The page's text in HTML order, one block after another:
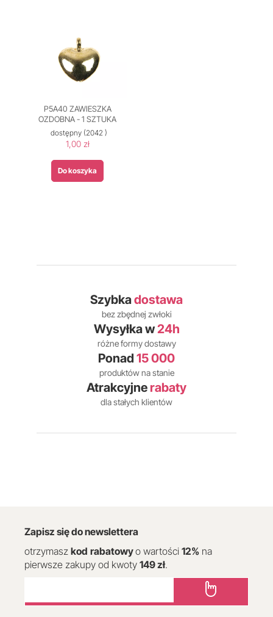
P5A40 ZAWIESZKA
OZDOBNA - 1 SZTUKA
dostępny (2042 )
1,00 zł
Do koszyka
Szybkadostawa
bez zbędnej zwłoki
Wysyłka w24h
różne formy dostawy
Ponad 15 000
produktów na stanie
Atrakcyjne rabaty
dla stałych klientów
Zapisz się do newslettera
otrzymasz kod rabatowyo wartości 12% na
pierwsze zakupy od kwoty 149 zł.